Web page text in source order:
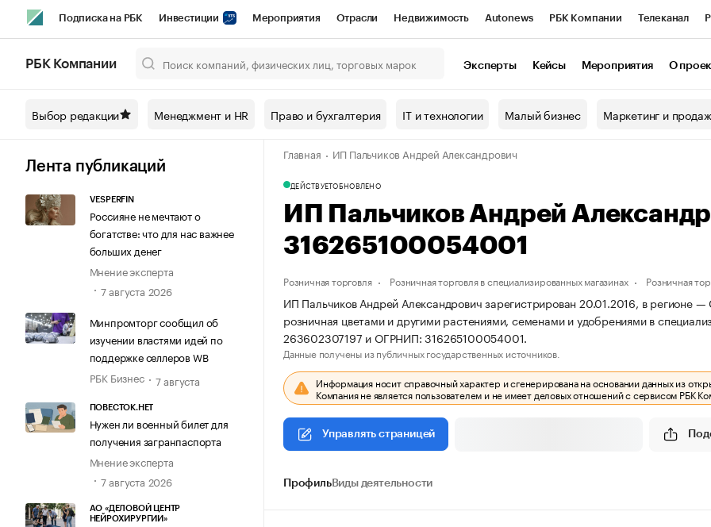
Подписка на РБК Инвестиции Мероприятия Отрасли Недвижимость Autonews РБК Компании Телеканал
Спецпроекты СПб Конференции СПб Спецпроекты Проверка контрагентов
Технологии и медиа Рынок наличной валюты
РБК Компании Эксперты Кейсы Мероприятия О
Выбор редакции Менеджмент и HR Право и бухгалтерия IT и технологии Малый бизнес Маркетинг и
Лента публикаций
VESPERFIN
Россияне не мечтают о
богатстве: что для нас важнее
больших денег
Мнение эксперта
7 августа 2026
Минпромторг сообщил об
изучении властями идей по
поддержке селлеров WB
РБК Бизнес
7 августа
ПОВЕСТОК.НЕТ
Нужен ли военный билет для
получения загранпаспорта
Мнение эксперта
7 августа 2026
АО «ДЕЛОВОЙ ЦЕНТР
НЕЙРОХИРУРГИИ»
Главная ИП Пальчиков Андрей Александрович
ДЕЙСТВУЕТОБНОВЛЕНО
ИП Пальчиков Андрей
316265100054001
Розничная торговля Розничная торговля в специализированных магазинах Розничная
ИП Пальчиков Андрей Александрович зарегистрирован 20.01.2016, в регионе
розничная цветами и другими растениями, семенами и удобрениями в
263602307197 и ОГРНИП: 316265100054001.
Данные получены из публичных государственных источников.
Информация носит справочный характер и сгенерирована на основании данных из
Компания не является пользователем и не имеет деловых отношений с сервисом РБК
Управлять страницей
ПрофильВиды деятельности